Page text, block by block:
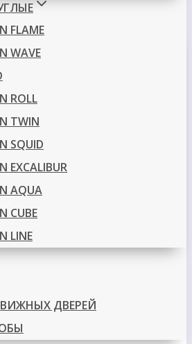
FLAME
WAVE
ROLL
TWIN
SQUID
EXCALIBUR
AQUA
CUBE
LINE
ДВЕРЕЙ